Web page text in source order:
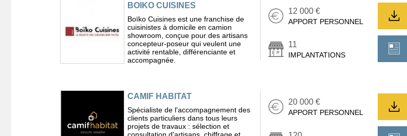
BOIKO CUISINES
Boïko Cuisines est une franchise de
cuisinistes à domicile en camion
showroom, conçue pour des artisans
concepteur-poseur qui veulent une
activité rentable, différenciante et
accompagnée.
12 000 €
APPORT PERSONNEL
11
IMPLANTATIONS
CAMIF HABITAT
Spécialiste de l'accompagnement des
clients particuliers dans tous leurs
projets de travaux : sélection et
consultation d'artisans, chiffrage et
20 000 €
APPORT PERSONNEL